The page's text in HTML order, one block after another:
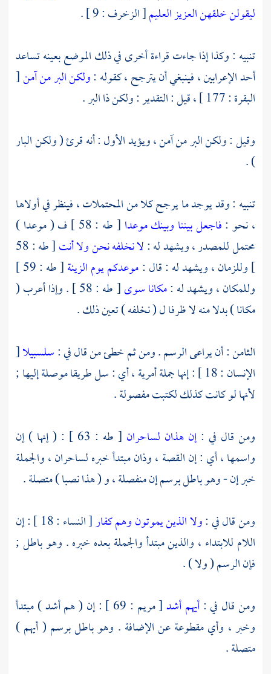
ليقولن خلقهن العزيز العليم[ الزخرف : 9 ] .
تنبيه : وكذا إذا جاءت قراءة أخرى في ذلك الموضع بعينه تساعد
أحد الإعرابين ، فينبغي أن يترجح ، كقوله :ولكن البر من آمن[
البقرة : 177 ] ، قيل : التقدير : ولكن ذا البر .
وقيل : ولكن البر من آمن ، ويؤيد الأول : أنه قرئ ( ولكن البار
) .
تنبيه : وقد يوجد ما يرجح كلا من المحتملات ، فينظر في أولاها
، نحو :فاجعل بيننا وبينك موعدا
[ طه : 58 ] ف ( موعدا )
محتمل للمصدر ، ويشهد له :لا نخلفه نحن ولا أنت
[ طه : 58
] وللزمان ، ويشهد له : قال :موعدكم يوم الزينة
[ طه : 59 ]
وللمكان ، ويشهد له :مكانا سوى
[ طه : 58 ] . وإذا أعرب (
مكانا ) بدلا منه لا ظرفا ل ( نخلفه ) تعين ذلك .
الثامن : أن يراعى الرسم . ومن ثم خطئ من قال في :سلسبيلا[
الإنسان : 18 ] : إنها جملة أمرية ، أي : سل طريقا موصلة إليها ;
لأنها لو كانت كذلك لكتبت مفصولة .
ومن قال في :إن هذان لساحران
[ طه : 63 ] : ( إنها ) إن
واسمها ، أي : إن القصة ، وذان مبتدأ خبره لساحران ، والجملة
خبر إن - وهو باطل برسم إن منفصلة ، و ( هذا نصبا ) متصلة .
ومن قال في :ولا الذين يموتون وهم كفار
[ النساء : 18 ] : إن
اللام للابتداء ، والذين مبتدأ والجملة بعده خبره . وهو باطل ;
فإن الرسم ( ولا ) .
ومن قال في :أيهم أشد
[ مريم : 69 ] : إن ( هم أشد ) مبتدأ
وخبر ، وأي مقطوعة عن الإضافة . وهو باطل برسم ( أيهم )
متصلة .